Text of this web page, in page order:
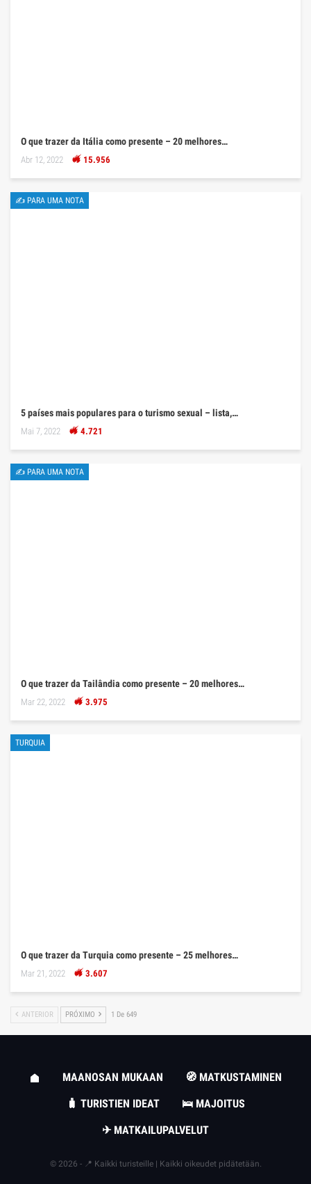
O que trazer da Itália como presente – 20 melhores…
Abr 12, 2022 15.956
✍ PARA UMA NOTA
5 países mais populares para o turismo sexual – lista,…
Mai 7, 2022 4.721
✍ PARA UMA NOTA
O que trazer da Tailândia como presente – 20 melhores…
Mar 22, 2022 3.975
TURQUIA
O que trazer da Turquia como presente – 25 melhores…
Mar 21, 2022 3.607
ANTERIOR PRÓXIMO 1 De 649
MAANOSAN MUKAAN
🧭 MATKUSTAMINEN
🧳 TURISTIEN IDEAT
🛌 MAJOITUS
✈ MATKAILUPALVELUT
© 2026 - 📍 Kaikki turisteille | Kaikki oikeudet pidätetään.